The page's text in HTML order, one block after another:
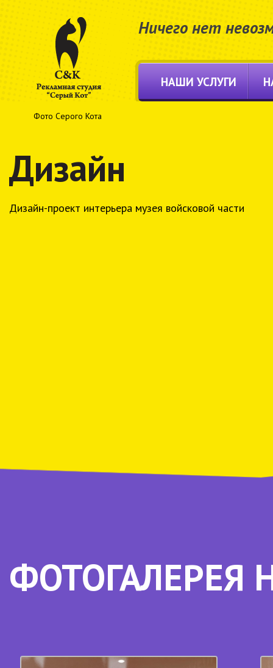
Ничего нет
НАШИ УСЛУГИ
Фото Серого Кота
Дизайн
Дизайн-проект интерьера музея войсковой части
ФОТОГАЛЕРЕЯ